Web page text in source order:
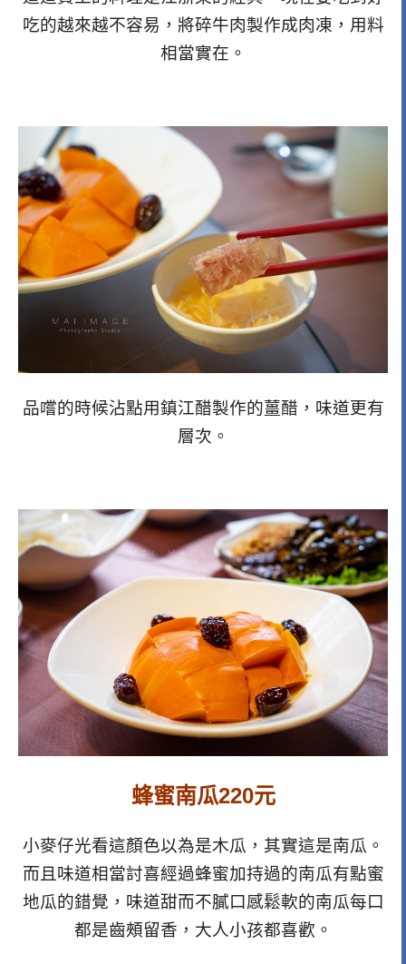
吃的越來越不容易，將碎牛肉製作成肉凍，用料
相當實在。
品嚐的時候沾點用鎮江醋製作的薑醋，味道更有
層次。
蜂蜜南瓜220元
小麥仔光看這顏色以為是木瓜，其實這是南瓜。
而且味道相當討喜經過蜂蜜加持過的南瓜有點蜜
地瓜的錯覺，味道甜而不膩口感鬆軟的南瓜每口
都是齒頰留香，大人小孩都喜歡。